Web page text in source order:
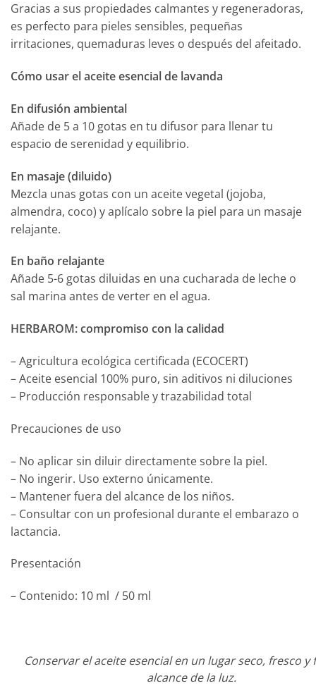
Gracias a sus propiedades calmantes y regeneradoras,
es perfecto para pieles sensibles, pequeñas
irritaciones, quemaduras leves o después del afeitado.
Cómo usar el aceite esencial de lavanda
En difusión ambiental
Añade de 5 a 10 gotas en tu difusor para llenar tu
espacio de serenidad y equilibrio.
En masaje (diluido)
Mezcla unas gotas con un aceite vegetal (jojoba,
almendra, coco) y aplícalo sobre la piel para un masaje
relajante.
En baño relajante
Añade 5-6 gotas diluidas en una cucharada de leche o
sal marina antes de verter en el agua.
HERBAROM: compromiso con la calidad
– Agricultura ecológica certificada (ECOCERT)
– Aceite esencial 100% puro, sin aditivos ni diluciones
– Producción responsable y trazabilidad total
Precauciones de uso
– No aplicar sin diluir directamente sobre la piel.
– No ingerir. Uso externo únicamente.
– Mantener fuera del alcance de los niños.
– Consultar con un profesional durante el embarazo o
lactancia.
Presentación
– Contenido: 10 ml / 50 ml
Conservar el aceite esencial en un lugar seco, fresco y
alcance de la luz.